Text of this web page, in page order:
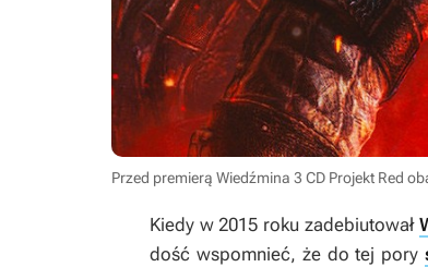
Przed premierą Wiedźmina 3 CD Projekt Red
Kiedy w 2015 roku zadebiutował
dość wspomnieć, że do tej pory